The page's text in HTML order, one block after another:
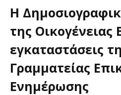
Η
της Οικογένειας
εγκαταστάσεις
Γραμματείας
Ενημέρωσης